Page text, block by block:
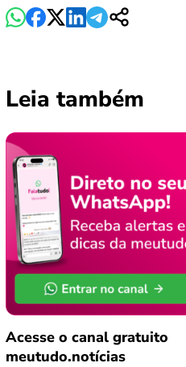
Leia também
Acesse o canal gratuito
meutudo.notícias